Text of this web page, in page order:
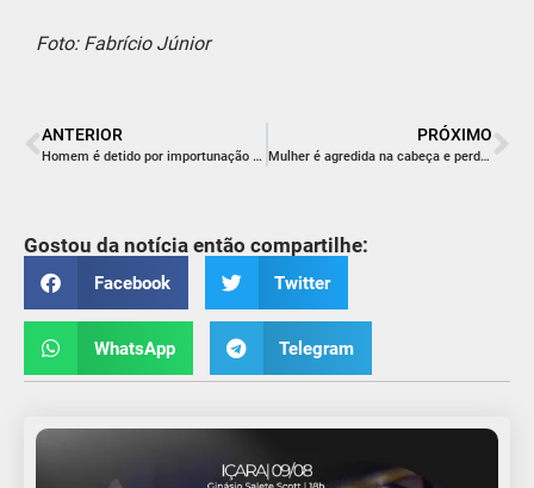
Foto: Fabrício Júnior
ANTERIOR
Homem é detido por importunação sexual no Centro de Criciúma
PRÓXIMO
Mulher é agredida na cabeça e perde a consciência em Urussanga; caso é tratado como tentativa de homicídio
Gostou da notícia então compartilhe:
Facebook Twitter
WhatsApp Telegram